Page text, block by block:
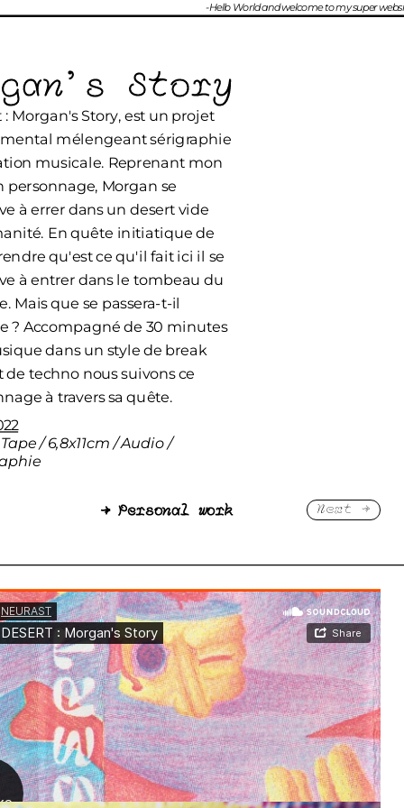
Story
: Morgan's Story, est un projet
mélengeant sérigraphie
musicale. Reprenant mon
personnage, Morgan se
à errer dans un desert vide
En quête initiatique de
qu'est ce qu'il fait ici il se
à entrer dans le tombeau du
Mais que se passera-t-il
? Accompagné de 30 minutes
dans un style de break
de techno nous suivons ce
à travers sa quête.
/ 6,8x11cm / Audio /
→ Personal work
- Hello World and welcome to my super website ! -
christophe.com